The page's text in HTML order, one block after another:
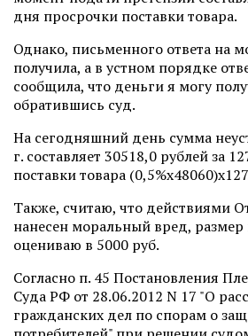
дня просрочки поставки товара.
Однако, письменного ответа на
получила, а в устном порядке
сообщила, что деньги я могу
обратившись суд.
На сегодняшний день сумма
г. составляет 30518,0 рублей за
поставки товара
Также, считаю, что действиями
нанесен моральный вред, размер
оцениваю в 5000 руб.
Согласно п. 45 Постановления
Суда РФ от 28.06.2012 N 17 "О
гражданских дел по спорам о